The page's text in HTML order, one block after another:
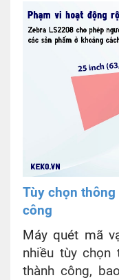
Tùy chọn thông
công
Máy quét mã
nhiều tùy chọn
thành công,